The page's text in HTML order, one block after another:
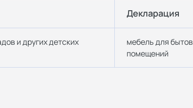
Декларация
и других детских
мебель для
помещений